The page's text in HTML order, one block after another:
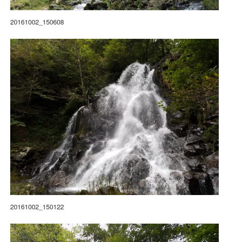
20161002_150608
20161002_150122